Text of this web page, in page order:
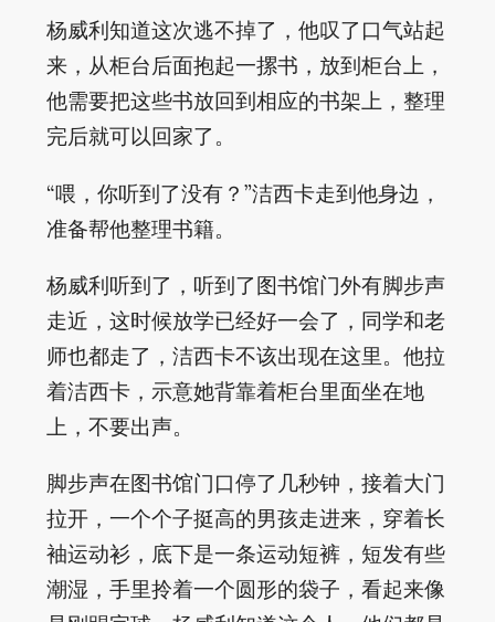
杨威利知道这次逃不掉了，他叹了口气站起
来，从柜台后面抱起一摞书，放到柜台上，
他需要把这些书放回到相应的书架上，整理
完后就可以回家了。
“喂，你听到了没有？”洁西卡走到他身边，
准备帮他整理书籍。
杨威利听到了，听到了图书馆门外有脚步声
走近，这时候放学已经好一会了，同学和老
师也都走了，洁西卡不该出现在这里。他拉
着洁西卡，示意她背靠着柜台里面坐在地
上，不要出声。
脚步声在图书馆门口停了几秒钟，接着大门
拉开，一个个子挺高的男孩走进来，穿着长
袖运动衫，底下是一条运动短裤，短发有些
潮湿，手里拎着一个圆形的袋子，看起来像